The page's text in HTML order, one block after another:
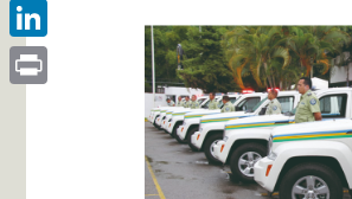
Facebook
LinkedIn